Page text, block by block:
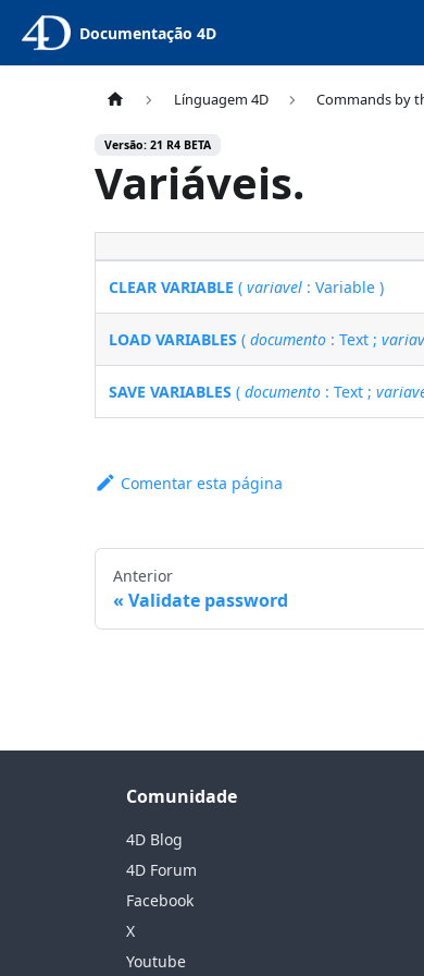
Documentação 4D
Línguagem 4D Commands by
Versão: 21 R4 BETA
Variáveis.
CLEAR VARIABLE (variavel : Variable )
LOAD VARIABLES (documento : Text ;
SAVE VARIABLES (documento : Text ;
Comentar esta página
Anterior
Validate password
Comunidade
4D Blog
4D Forum
Facebook
X
Youtube